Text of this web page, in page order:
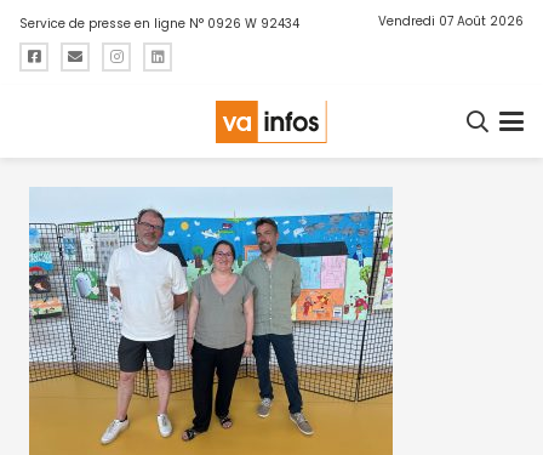
Service de presse en ligne N° 0926 W 92434 Vendredi 07 Août 2026